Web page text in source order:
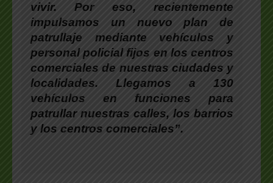
vivir. Por eso, recientemente
impulsamos un nuevo plan de
patrullaje mediante vehículos y
personal policial fijos en los centros
comerciales de nuestras ciudades y
localidades. Llegamos a 130
vehículos en funciones para
patrullar nuestras calles, los barrios
y los centros comerciales”.